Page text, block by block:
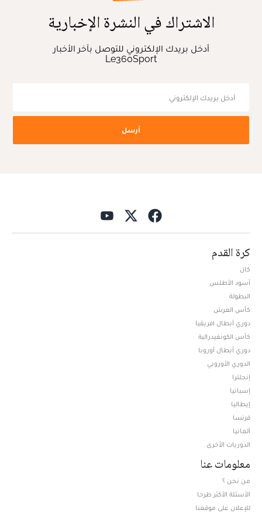
الاشتراك في النشرة الإخبارية
أدخل بريدك الإلكتروني للتوصل بآخر الأخبار
Le360Sport
أرسل
كرة القدم
كان
أسود الأطلس
البطولة
كأس العرش
دوري أبطال افريقيا
كأس الكونفيدرالية
دوري أبطال أوروبا
الدوري الأوروبي
إنجلترا
إسبانيا
إيطاليا
فرنسا
ألمانيا
الدوريات الأخرى
معلومات عنا
من نحن ؟
الأسئلة الأكثر طرحا
للإعلان على موقعنا